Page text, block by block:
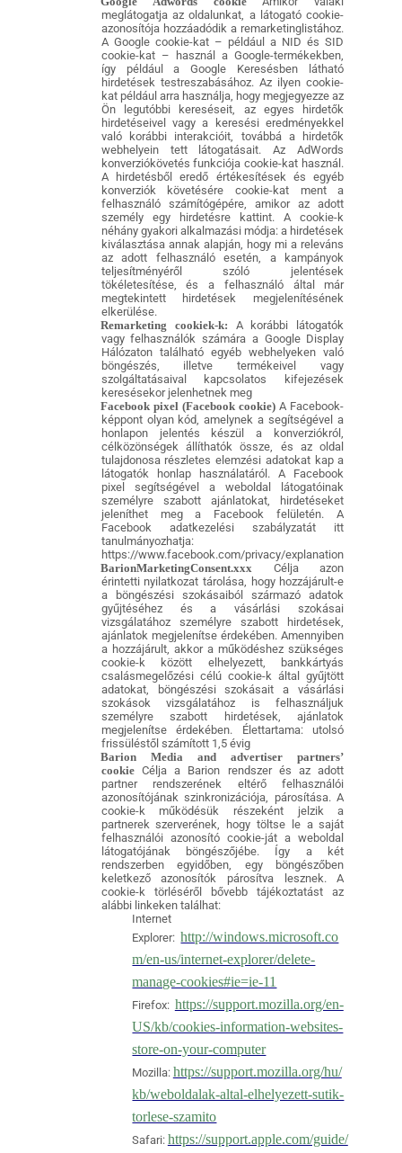
meglátogatja az oldalunkat, a látogató cookie-
azonosítója hozzáadódik a remarketinglistához.
A Google cookie-kat – például a NID és SID
cookie-kat – használ a Google-termékekben,
így például a Google Keresésben látható
hirdetések testreszabásához. Az ilyen cookie-
kat például arra használja, hogy megjegyezze az
Ön legutóbbi kereséseit, az egyes hirdetők
hirdetéseivel vagy a keresési eredményekkel
való korábbi interakcióit, továbbá a hirdetők
webhelyein tett látogatásait. Az AdWords
konverziókövetés funkciója cookie-kat használ.
A hirdetésből eredő értékesítések és egyéb
konverziók követésére cookie-kat ment a
felhasználó számítógépére, amikor az adott
személy egy hirdetésre kattint. A cookie-k
néhány gyakori alkalmazási módja: a hirdetések
kiválasztása annak alapján, hogy mi a releváns
az adott felhasználó esetén, a kampányok
teljesítményéről szóló jelentések
tökéletesítése, és a felhasználó által már
megtekintett hirdetések megjelenítésének
elkerülése.
Remarketing cookiek-k: A korábbi látogatók
vagy felhasználók számára a Google Display
Hálózaton található egyéb webhelyeken való
böngészés, illetve termékeivel vagy
szolgáltatásaival kapcsolatos kifejezések
keresésekor jelenhetnek meg
Facebook pixel (Facebook cookie)A Facebook-
képpont olyan kód, amelynek a segítségével a
honlapon jelentés készül a konverziókról,
célközönségek állíthatók össze, és az oldal
tulajdonosa részletes elemzési adatokat kap a
látogatók honlap használatáról. A Facebook
pixel segítségével a weboldal látogatóinak
személyre szabott ajánlatokat, hirdetéseket
jeleníthet meg a Facebook felületén. A
Facebook adatkezelési szabályzatát itt
tanulmányozhatja:
https://www.facebook.com/privacy/explanation
BarionMarketingConsent.xxx Célja azon
érintetti nyilatkozat tárolása, hogy hozzájárult-e
a böngészési szokásaiból származó adatok
gyűjtéséhez és a vásárlási szokásai
vizsgálatához személyre szabott hirdetések,
ajánlatok megjelenítse érdekében. Amennyiben
a hozzájárult, akkor a működéshez szükséges
cookie-k között elhelyezett, bankkártyás
csalásmegelőzési célú cookie-k által gyűjtött
adatokat, böngészési szokásait a vásárlási
szokások vizsgálatához is felhasználjuk
személyre szabott hirdetések, ajánlatok
megjelenítse érdekében. Élettartama: utolsó
frissüléstől számított 1,5 évig
Barion Media and advertiser partners’
cookie Célja a Barion rendszer és az adott
partner rendszerének eltérő felhasználói
azonosítójának szinkronizációja, párosítása. A
cookie-k működésük részeként jelzik a
partnerek szerverének, hogy töltse le a saját
felhasználói azonosító cookie-ját a weboldal
látogatójának böngészőjébe. Így a két
rendszerben egyidőben, egy böngészőben
keletkező azonosítók párosítva lesznek. A
cookie-k törléséről bővebb tájékoztatást az
alábbi linkeken találhat:
Internet
Explorer:http://windows.microsoft.co
m/en-us/internet-explorer/delete-
manage-cookies#ie=ie-11
Firefox: https://support.mozilla.org/en-
US/kb/cookies-information-websites-
store-on-your-computer
Mozilla: https://support.mozilla.org/hu/
kb/weboldalak-altal-elhelyezett-sutik-
torlese-szamito
Safari: https://support.apple.com/guide/